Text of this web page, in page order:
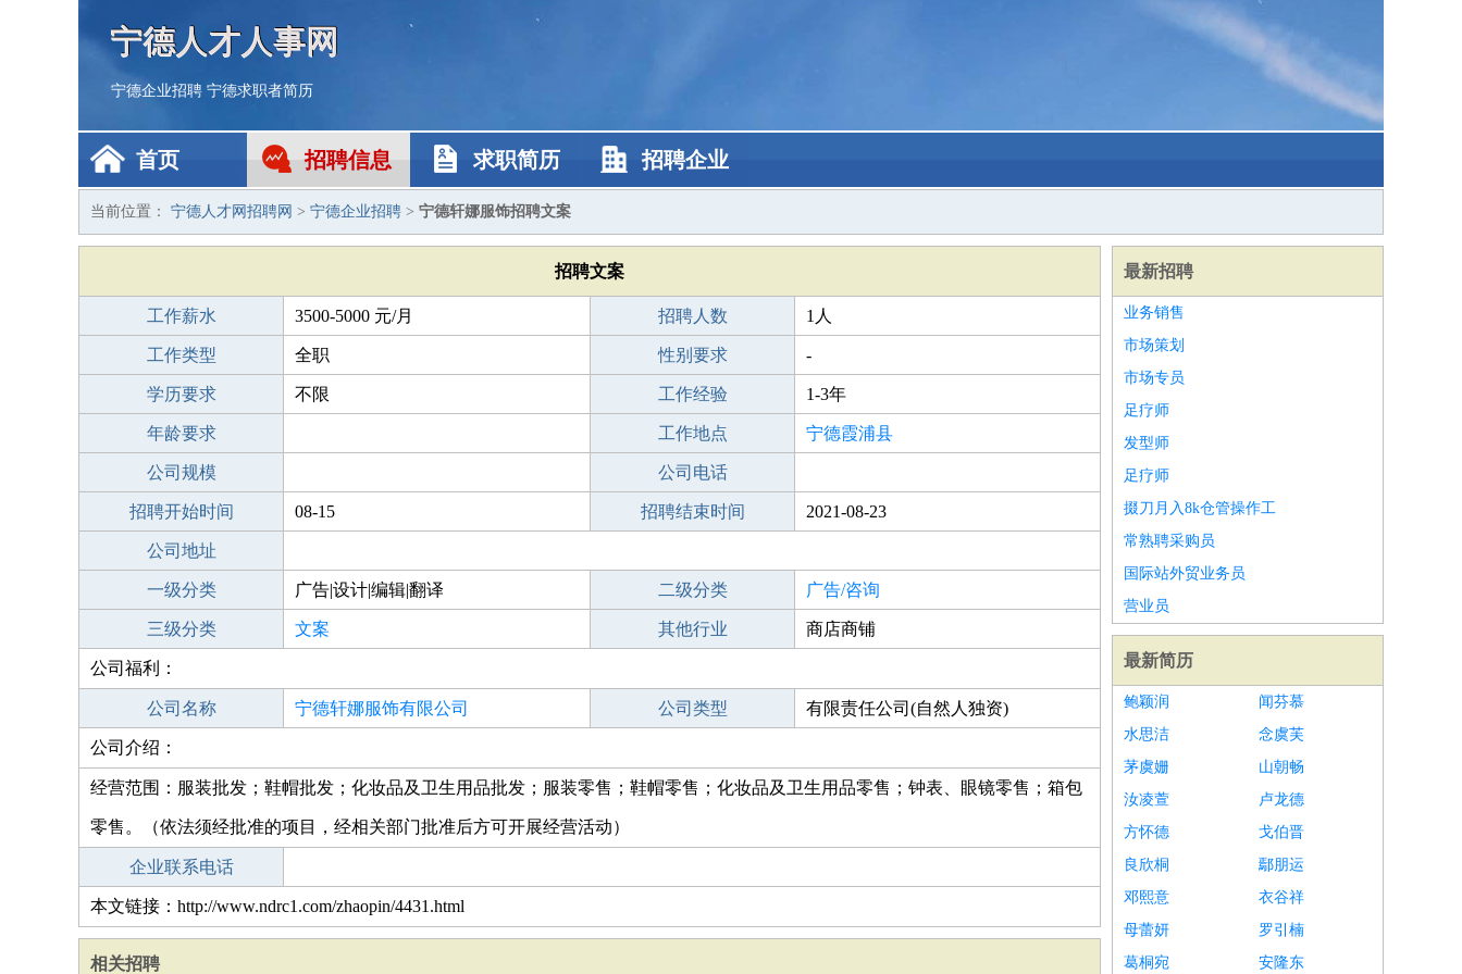
宁德人才人事网
宁德企业招聘 宁德求职者简历
首页 招聘信息 求职简历 招聘企业
当前位置： 宁德人才网招聘网 > 宁德企业招聘 > 宁德轩娜服饰招聘文案
招聘文案
工作薪水 3500-5000 元/月 招聘人数 1人
工作类型 全职 性别要求 -
学历要求 不限 工作经验 1-3年
年龄要求 工作地点 宁德霞浦县
公司规模 公司电话
招聘开始时间 08-15 招聘结束时间 2021-08-23
公司地址
一级分类 广告|设计|编辑|翻译 二级分类 广告/咨询
三级分类 文案 其他行业 商店商铺
公司福利：
公司名称 宁德轩娜服饰有限公司 公司类型 有限责任公司(自然人独资)
公司介绍：
经营范围：服装批发；鞋帽批发；化妆品及卫生用品批发；服装零售；鞋帽零售；化妆品及卫生用品零售；钟表、眼镜零售；箱包
零售。（依法须经批准的项目，经相关部门批准后方可开展经营活动）
企业联系电话
本文链接：http://www.ndrc1.com/zhaopin/4431.html
相关招聘
最新招聘
业务销售
市场策划
市场专员
足疗师
发型师
足疗师
掇刀月入8k仓管操作工
常熟聘采购员
国际站外贸业务员
营业员
最新简历
鲍颖润
闻芬慕
水思洁
念虞芙
茅虞姗
山朝畅
汝凌萱
卢龙德
方怀德
戈伯晋
良欣桐
鄢朋运
邓熙意
衣谷祥
母蕾妍
罗引楠
葛桐宛
安隆东